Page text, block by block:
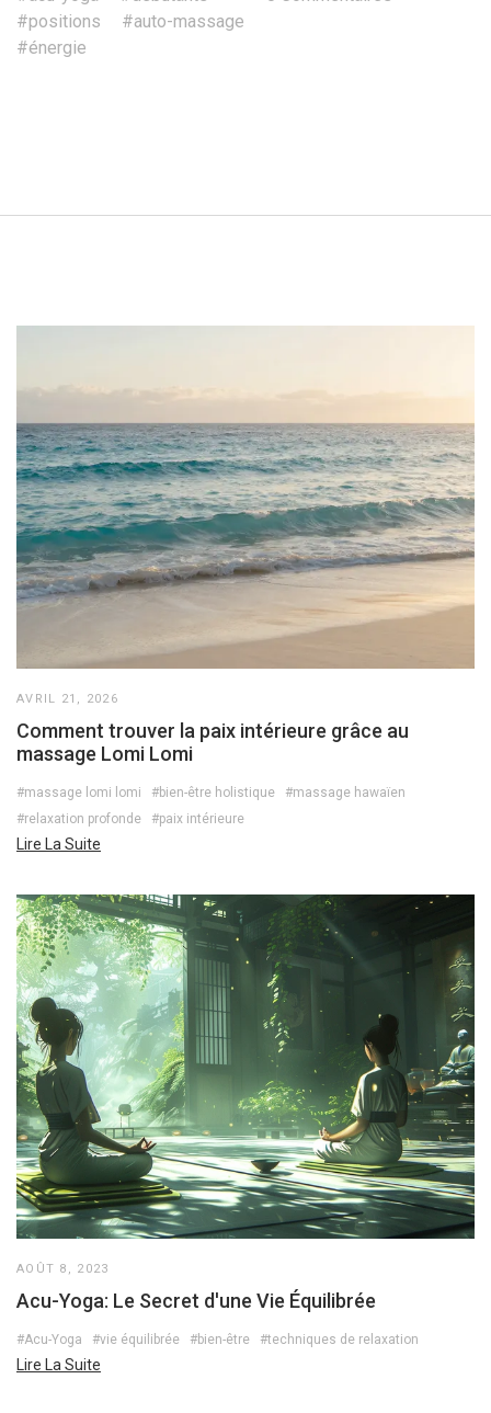
#positions
#auto-massage
#énergie
AVRIL 21, 2026
Comment trouver la paix intérieure grâce au
massage Lomi Lomi
#massage lomi lomi #bien-être holistique
#massage hawaïen
#relaxation profonde
#paix intérieure
Lire La Suite
AOÛT 8, 2023
Acu-Yoga: Le Secret d'une Vie Équilibrée
#Acu-Yoga #vie équilibrée #bien-être #techniques de relaxation
Lire La Suite